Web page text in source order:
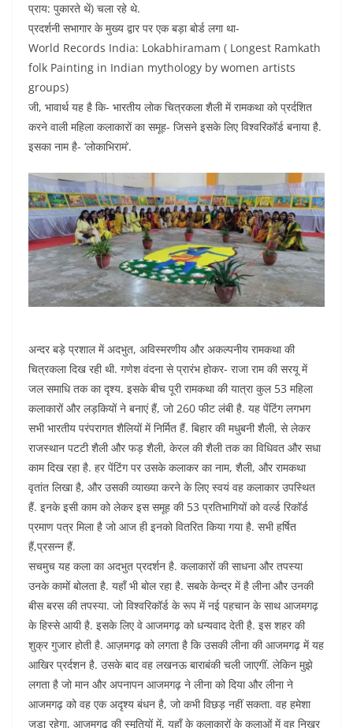
प्राय: पुकारते थें) चला रहे थे.
प्रदर्शनी सभागार के मुख्य द्वार पर एक बड़ा बोर्ड लगा था-
World Records India: Lokabhiramam ( Longest Ramkath
folk Painting in Indian mythology by women artists
groups)
जी, भावार्थ यह है कि- भारतीय लोक चित्रकला शैली में रामकथा को प्रर्दशित
करने वाली महिला कलाकारों का समूह- जिसने इसके लिए विश्वरिकॉर्ड बनाया है.
इसका नाम है- ‘लोकाभिरामं’.
अन्दर बड़े प्रशाल में अदभुत, अविस्मरणीय और अकल्पनीय रामकथा की
चित्रकला दिख रही थी. गणेश वंदना से प्रारंभ होकर- राजा राम की सरयू में
जल समाधि तक का दृश्य. इसके बीच पूरी रामकथा की यात्रा कुल 53 महिला
कलाकारों और लड़कियों ने बनाएं हैं, जो 260 फीट लंबी है. यह पेंटिंग लगभग
सभी भारतीय परंपरागत शैलियों में निर्मित हैं. बिहार की मधुबनी शैली, से लेकर
राजस्थान पटटी शैली और फड़ शैली, केरल की शैली तक का विधिवत और सधा
काम दिख रहा है. हर पेंटिंग पर उसके कलाकर का नाम, शैली, और रामकथा
वृतांत लिखा है, और उसकी व्याख्या करने के लिए स्वयं वह कलाकार उपस्थित
हैं. इनके इसी काम को लेकर इस समूह की 53 प्रतिभागियों को वर्ल्ड रिकॉर्ड
प्रमाण पत्र मिला है जो आज ही इनको वितरित किया गया है. सभी हर्षित
हैं,प्रसन्न हैं.
‌सचमुच यह कला का अदभुत प्रदर्शन है. कलाकारों की साधना और तपस्या
उनके कामों बोलता है. यहाँ भी बोल रहा है. सबके केन्द्र में है लीना और उनकी
बीस बरस की तपस्या. जो विश्वरिकॉर्ड के रूप में नई पहचान के साथ आजमगढ़
के हिस्से आयी है. इसके लिए वे आजमगढ़ को धन्यवाद देती है. इस शहर की
शुक्र गुजार होती है. आज़मगढ़ को लगता है कि उसकी लीना की आजमगढ़ में यह
आखिर प्रर्दशन है. उसके बाद वह लखनऊ बाराबंकी चली जाएगीं. लेकिन मुझे
लगता है जो मान और अपनापन आजमगढ़ ने लीना को दिया और लीना ने
आजमगढ़ को वह एक अदृश्य बंधन है, जो कभी विछड़ नहीं सकता. वह हमेशा
जुड़ा रहेगा, आजमगढ़ की स्मृतियों में, यहाँ के कलाकारों के कलाओं में वह निखर